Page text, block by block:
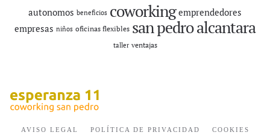
autonomos beneficios coworking emprendedores
empresas niños oficinas flexibles san pedro alcantara
taller ventajas
AVISO LEGAL POLÍTICA DE PRIVACIDAD COOKIES